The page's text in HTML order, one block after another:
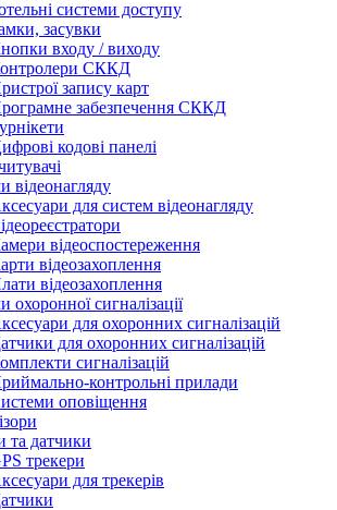
системи доступу
засувки
входу / виходу
СККД
запису карт
забезпечення СККД
кодові панелі
відеонагляду
для систем відеонагляду
відеоспостереження
відеозахоплення
відеозахоплення
охоронної сигналізації
для охоронних сигналізацій
для охоронних сигналізацій
сигналізацій
контрольні прилади
оповіщення
та датчики
трекери
для трекерів